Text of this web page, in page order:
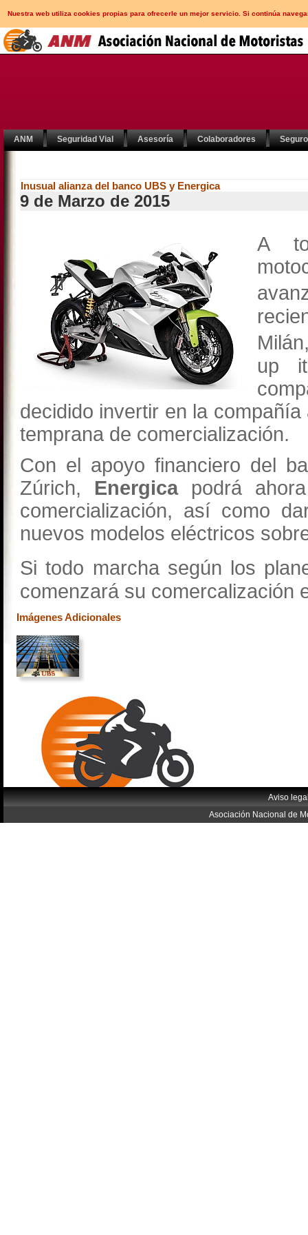
Nuestra web utiliza cookies propias para ofrecerle un mejor servicio. Si continúa
ANM Seguridad Vial Asesoría Colaboradores
Inusual alianza del banco UBS y Energica
9 de Marzo de 2015
A
up
decidido invertir en la
temprana de comercialización.
Con el apoyo financiero del
Zúrich, Energicapodrá
comercialización, así como
nuevos modelos eléctricos
Si todo marcha según los
comenzará su comercalización
Imágenes Adicionales
Aviso
Asociación Nacional de